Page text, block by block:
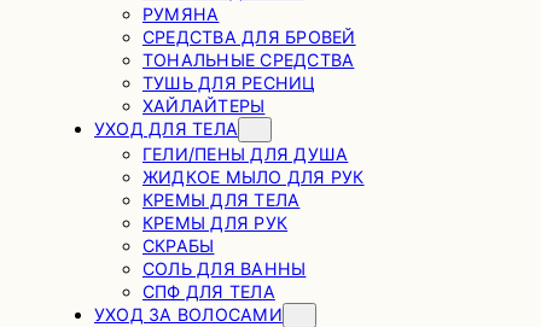
РУМЯНА
СРЕДСТВА ДЛЯ БРОВЕЙ
ТОНАЛЬНЫЕ СРЕДСТВА
ТУШЬ ДЛЯ РЕСНИЦ
ХАЙЛАЙТЕРЫ
УХОД ДЛЯ ТЕЛА
ГЕЛИ/ПЕНЫ ДЛЯ ДУША
ЖИДКОЕ МЫЛО ДЛЯ РУК
КРЕМЫ ДЛЯ ТЕЛА
КРЕМЫ ДЛЯ РУК
СКРАБЫ
СОЛЬ ДЛЯ ВАННЫ
СПФ ДЛЯ ТЕЛА
УХОД ЗА ВОЛОСАМИ